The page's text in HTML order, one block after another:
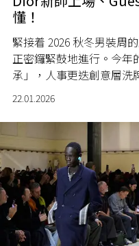
懂！
緊接着 2026 秋冬男裝周
正密鑼緊鼓地進行。今年
承」，人事更迭創意層洗
此同時，兩位傳奇巨擘
Garavani 在近期相繼離
與「權力西裝之王」成為
的美學遺產，團隊又會用
秀開始之前，就讓《
過的重點，一次掌握所有
22.01.2026